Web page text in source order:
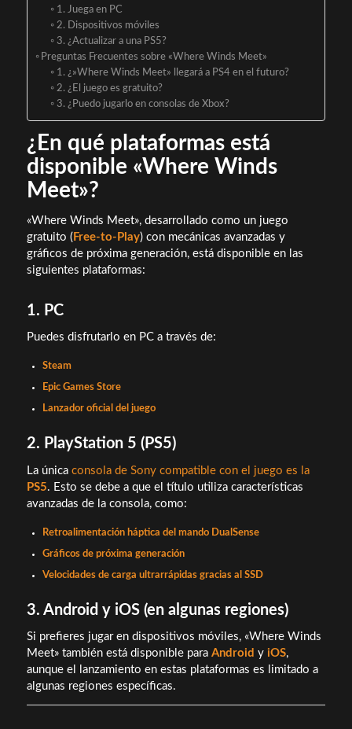
1. Juega en PC
2. Dispositivos móviles
3. ¿Actualizar a una PS5?
Preguntas Frecuentes sobre «Where Winds Meet»
1. ¿»Where Winds Meet» llegará a PS4 en el futuro?
2. ¿El juego es gratuito?
3. ¿Puedo jugarlo en consolas de Xbox?
¿En qué plataformas está
disponible «Where Winds
Meet»?
«Where Winds Meet», desarrollado como un juego
gratuito (Free-to-Play) con mecánicas avanzadas y
gráficos de próxima generación, está disponible en las
siguientes plataformas:
1. PC
Puedes disfrutarlo en PC a través de:
Steam
Epic Games Store
Lanzador oficial del juego
2. PlayStation 5 (PS5)
La única consola de Sony compatible con el juego es la
PS5. Esto se debe a que el título utiliza características
avanzadas de la consola, como:
Retroalimentación háptica del mando DualSense
Gráficos de próxima generación
Velocidades de carga ultrarrápidas gracias al SSD
3. Android y iOS (en algunas regiones)
Si prefieres jugar en dispositivos móviles, «Where Winds
Meet» también está disponible para Android y iOS,
aunque el lanzamiento en estas plataformas es limitado a
algunas regiones específicas.